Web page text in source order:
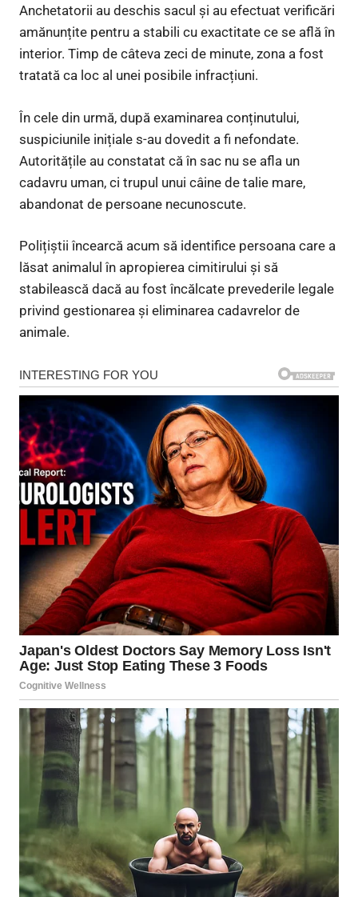
Anchetatorii au deschis sacul și au efectuat verificări
amănunțite pentru a stabili cu exactitate ce se află în
interior. Timp de câteva zeci de minute, zona a fost
tratată ca loc al unei posibile infracțiuni.
În cele din urmă, după examinarea conținutului,
suspiciunile inițiale s-au dovedit a fi nefondate.
Autoritățile au constatat că în sac nu se afla un
cadavru uman, ci trupul unui câine de talie mare,
abandonat de persoane necunoscute.
Polițiștii încearcă acum să identifice persoana care a
lăsat animalul în apropierea cimitirului și să
stabilească dacă au fost încălcate prevederile legale
privind gestionarea și eliminarea cadavrelor de
animale.